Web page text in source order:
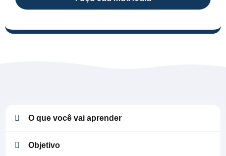
O que você vai aprender
Objetivo